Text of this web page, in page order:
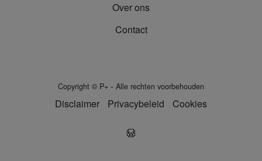
Over ons
Contact
Copyright © P+ - Alle rechten voorbehouden
Disclaimer Privacybeleid Cookies